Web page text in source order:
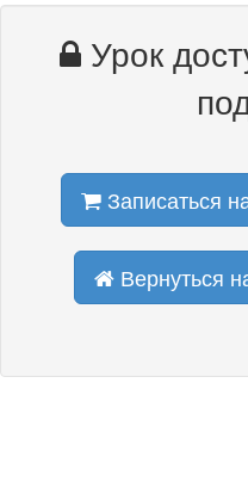
Урок
Записаться
Вернуться